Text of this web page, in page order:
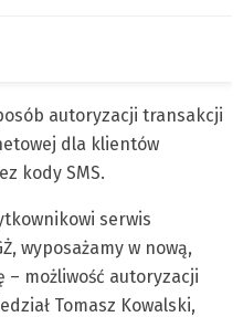
autoryzacji transakcji
dla klientów
kody SMS.
serwis
wyposażamy w nową,
– możliwość autoryzacji
Tomasz Kowalski,